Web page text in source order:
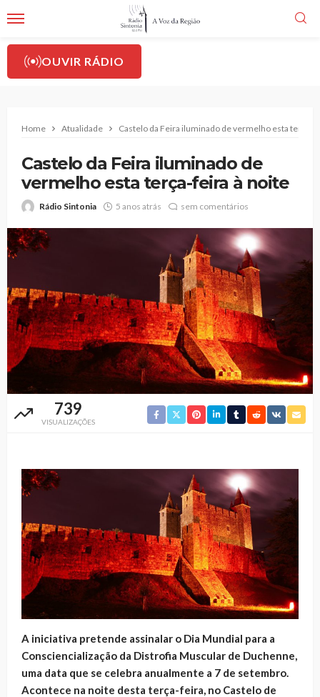
OUVIR RÁDIO
Home Atualidade Castelo da Feira iluminado de vermelho esta terça-
Castelo da Feira iluminado de
vermelho esta terça-feira à noite
Rádio Sintonia 5 anos atrás sem comentários
739
VISUALIZAÇÕES
A iniciativa pretende assinalar o Dia Mundial para a
Consciencialização da Distrofia Muscular de Duchenne,
uma data que se celebra anualmente a 7 de setembro.
Acontece na noite desta terça-feira, no Castelo de